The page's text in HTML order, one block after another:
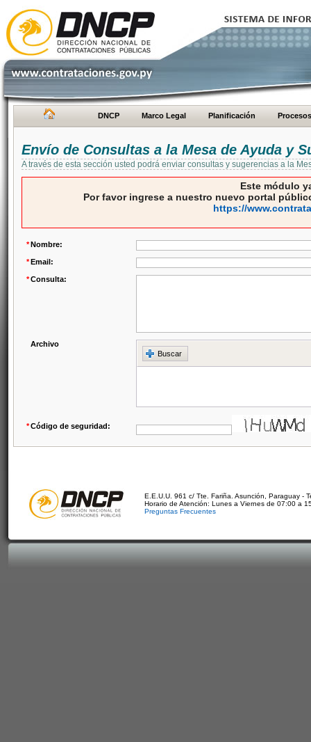
DNCP Marco Legal Planificación Procesos
Envío de Consultas a la Mesa de Ayuda y
A través de esta sección usted podrá enviar consultas y sugerencias a la
Este módulo
Por favor ingrese a nuestro nuevo portal
https://
*Nombre:
*Email:
*Consulta:
Archivo
Buscar
*Código de seguridad:
E.E.U.U. 961 c/ Tte. Fariña. Asunción, Paraguay -
Horario de Atención: Lunes a Viernes de 07:00 a
Preguntas Frecuentes